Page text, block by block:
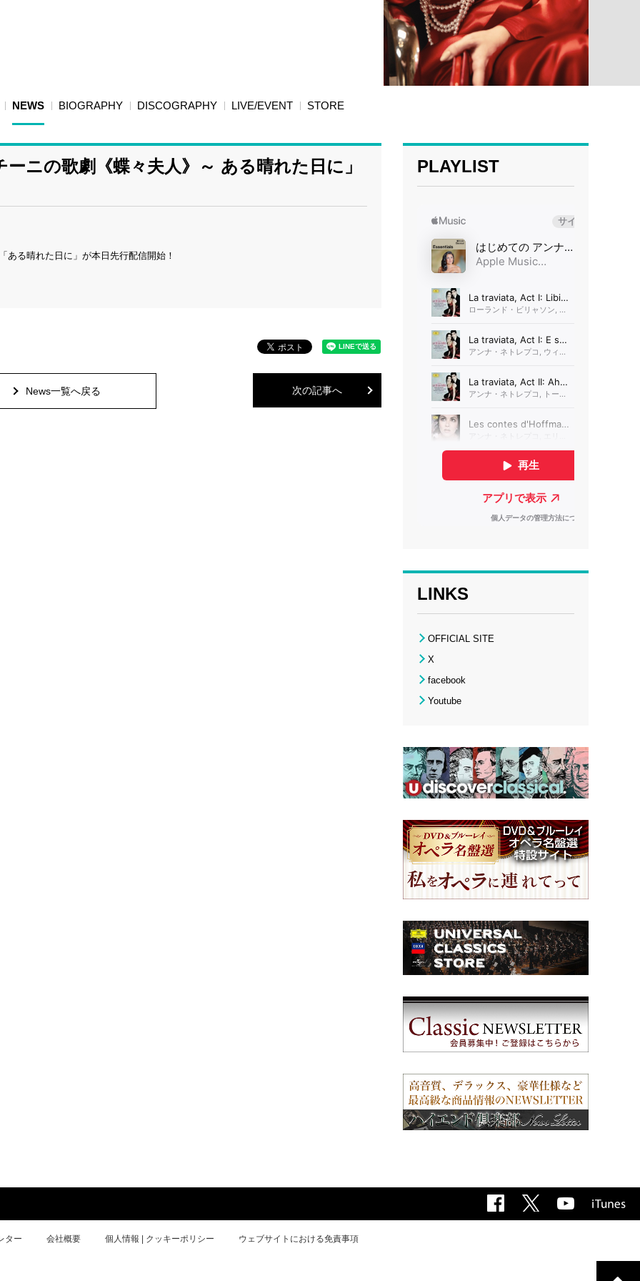
NEWS BIOGRAPHY DISCOGRAPHY LIVE/EVENT STORE
ニの歌劇《蝶々夫人》～ ある晴れた日に」
ある晴れた日に」が本日先行配信開始！
次の記事へ
News一覧へ戻る
PLAYLIST
LINKS
OFFICIAL SITE
X
facebook
Youtube
ター 会社概要 個人情報 | クッキーポリシー ウェブサイトにおける免責事項